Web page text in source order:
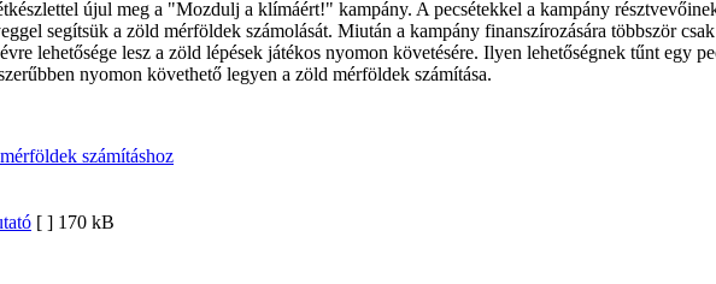
újul meg a "Mozdulj a klímáért!" kampány. A pecsétekkel a kampány
segítsük a zöld mérföldek számolását. Miután a kampány finanszírozására többször
lehetősége lesz a zöld lépések játékos nyomon követésére. Ilyen lehetőségnek tűnt egy
nyomon követhető legyen a zöld mérföldek számítása.
számításhoz
[ ] 170 kB